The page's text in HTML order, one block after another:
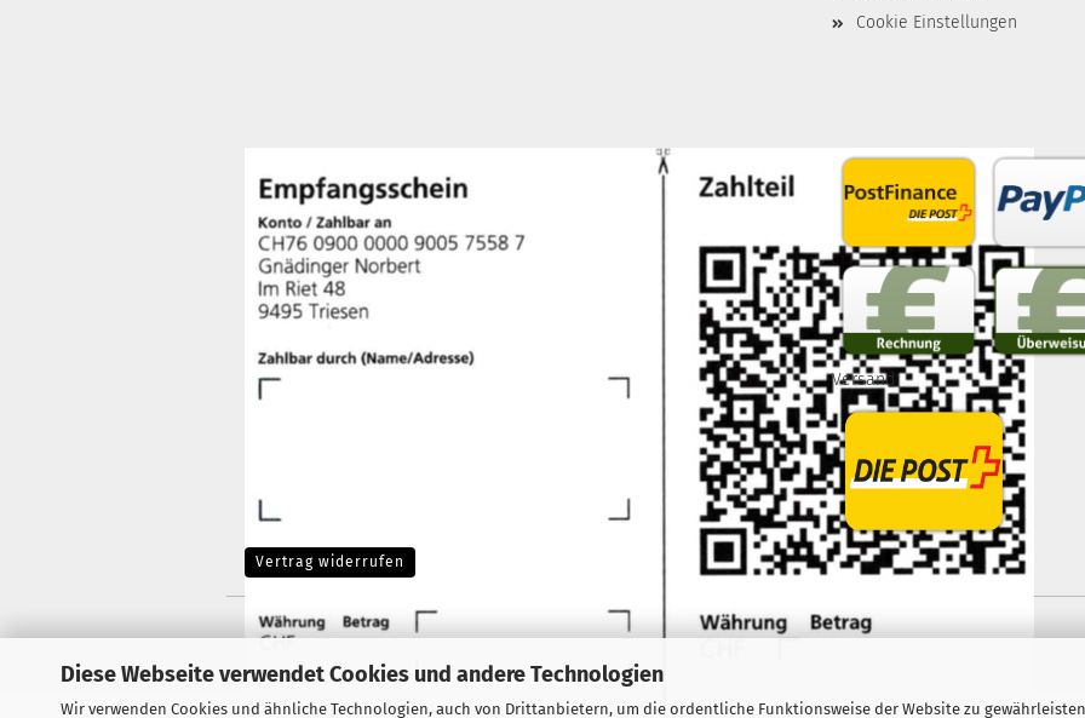
Diese Webseite verwendet Cookies und andere Technologien
Wir verwenden Cookies und ähnliche Technologien, auch von Drittanbietern, um die ordentliche Funktionsweise der Website zu
Cookie Einstellungen
Versand
Vertrag widerrufen
Webshop erstellen mit Gambio.de © 2026